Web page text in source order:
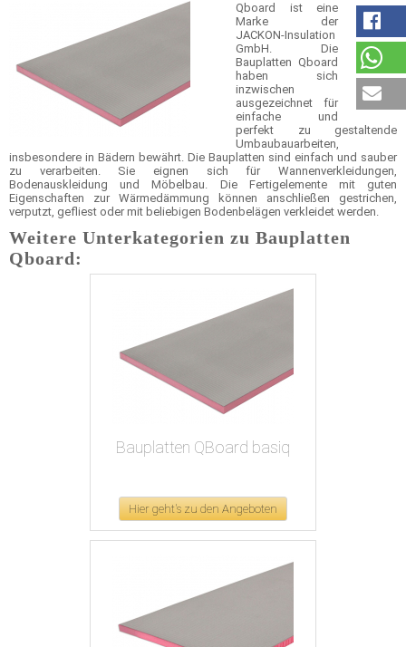
Qboard ist eine
Marke der
JACKON-Insulation
GmbH. Die
Bauplatten Qboard
haben sich
inzwischen
ausgezeichnet für
einfache und
perfekt zu gestaltende
Umbaubauarbeiten,
insbesondere in Bädern bewährt. Die Bauplatten sind einfach und sauber
zu verarbeiten. Sie eignen sich für Wannenverkleidungen,
Bodenauskleidung und Möbelbau. Die Fertigelemente mit guten
Eigenschaften zur Wärmedämmung können anschließen gestrichen,
verputzt, gefliest oder mit beliebigen Bodenbelägen verkleidet werden.
Weitere Unterkategorien zu Bauplatten
Qboard:
Bauplatten QBoard basiq
Hier geht's zu den Angeboten